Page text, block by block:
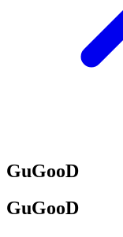
GuGooD
GuGooD